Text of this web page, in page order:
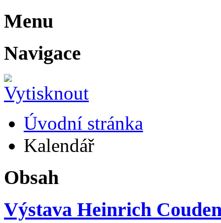
Menu
Navigace
Úvodní stránka
Kalendář
Obsah
Výstava Heinrich